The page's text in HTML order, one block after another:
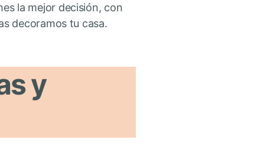
la mejor decisión, con
decoramos tu casa.
y